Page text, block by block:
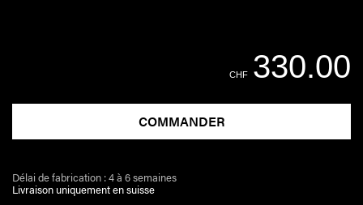
CHF330.00
COMMANDER
Délai de fabrication : 4 à 6 semaines
Livraison uniquement en suisse